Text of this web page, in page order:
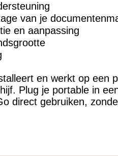
van je
en aanpassing
en werkt op een
Plug je portable in
direct gebruiken,